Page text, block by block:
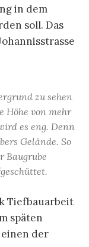
in dem
soll. Das
zu sehen
von mehr
es eng. Denn
Gelände. So
Baugrube
Tiefbauarbeit
späten
der